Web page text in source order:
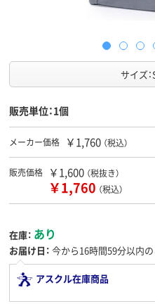
サイズ
販売単位：1個
メーカー価格 ￥1,760 （税込）
販売価格 ￥1,600 （税抜き）
￥1,760 （税込）
在庫： あり
お届け日： 今から16時間59分以内の
アスクル在庫商品